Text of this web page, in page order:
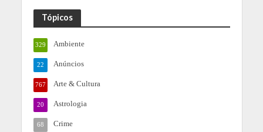
Tópicos
Ambiente
329
Anúncios
22
Arte & Cultura
767
Astrologia
20
Crime
68